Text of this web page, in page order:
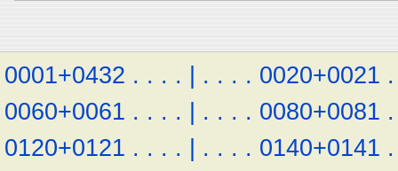
0001+0432 . . . . | . . . . 0020+0021 .
0060+0061 . . . . | . . . . 0080+0081 .
0120+0121 . . . . | . . . . 0140+0141 .